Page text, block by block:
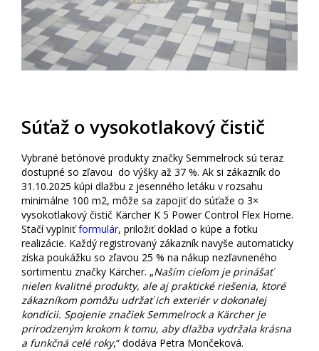
Súťaž o vysokotlakový čistič
Vybrané betónové produkty značky Semmelrock sú teraz
dostupné so zľavou do výšky až 37 %. Ak si zákazník do
31.10.2025 kúpi dlažbu z jesenného letáku v rozsahu
minimálne 100 m2, môže sa zapojiť do súťaže o 3×
vysokotlakový čistič Kärcher K 5 Power Control Flex Home.
Stačí vyplniťformulár, priložiť doklad o kúpe a fotku
realizácie. Každý registrovaný zákazník navyše automaticky
získa poukážku so zľavou 25 % na nákup nezľavneného
sortimentu značky Kärcher. „Naším cieľom je prinášať
nielen kvalitné produkty, ale aj praktické riešenia, ktoré
zákazníkom pomôžu udržať ich exteriér v dokonalej
kondícii. Spojenie značiek Semmelrock a Kärcher je
prirodzeným krokom k tomu, aby dlažba vydržala krásna
a funkčná celé roky,“ dodáva Petra Mončeková.